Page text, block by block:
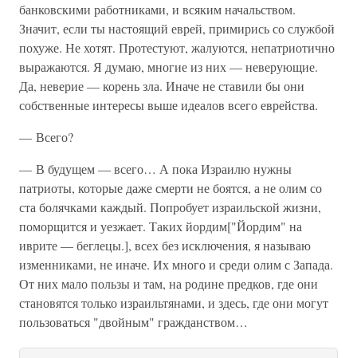
банковскими работниками, и всяким начальством.
Значит, если ты настоящий еврей, примирись со службой
похуже. Не хотят. Протестуют, жалуются, непатриотично
выражаются. Я думаю, многие из них — неверующие.
Да, неверие — корень зла. Иначе не ставили бы они
собственные интересы выше идеалов всего еврейства.
— Всего?
— В будущем — всего… А пока Израилю нужны
патриоты, которые даже смерти не боятся, а не олим со
ста болячками каждый. Попробует израильской жизни,
поморщится и уезжает. Таких йордим["Йордим" на
иврите — беглецы.], всех без исключения, я называю
изменниками, не иначе. Их много и среди олим с Запада.
От них мало пользы и там, на родине предков, где они
становятся только израильтянами, и здесь, где они могут
пользоваться "двойным" гражданством…